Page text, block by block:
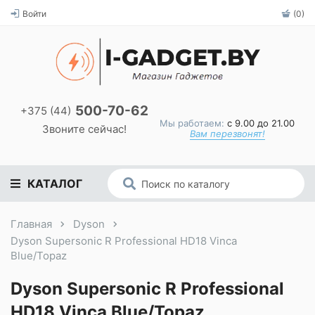
Войти (0)
+375 (44) 500-70-62
Звоните сейчас! Мы работаем: с 9.00 до 21.00
Вам перезвонят!
КАТАЛОГ
Главная
Dyson
Dyson Supersonic R Professional HD18 Vinca
Blue/Topaz
Dyson Supersonic R Professional